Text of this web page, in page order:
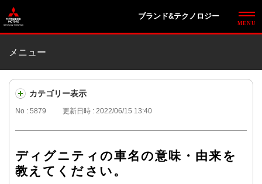
ブランド&テクノロジー
メニュー
カテゴリー表示
No : 5879 更新日時 : 2022/06/15 13:40
ディグニティの車名の意味・由来を
教えてください。